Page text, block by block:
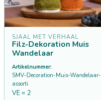
SJAAL MET VERHAAL
Filz-Dekoration Muis
Wandelaar
Artikelnummer:
SMV-Decoration-Muis-Wandelaar-
assorti
VE = 2